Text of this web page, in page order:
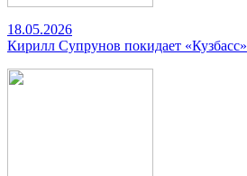
18.05.2026
Кирилл Супрунов покидает «Кузбасс»